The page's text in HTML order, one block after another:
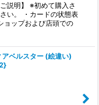
説明】 ※初めて購入さ
い。 ・カードの状態表
ョップおよび店頭での
アベルスター (絵違い)